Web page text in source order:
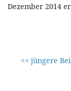
Dezember 2014
<< jüngere